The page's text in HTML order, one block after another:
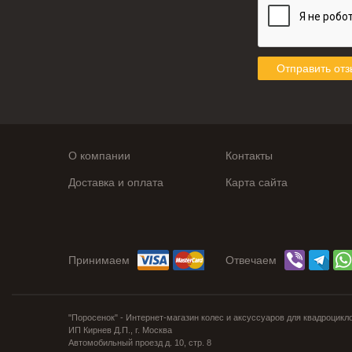
Отправить
О компании Контакты
Доставка и оплата Карта сайта
Принимаем Отвечаем
"Поросенок" - Интернет-магазин колес и аксуссуаров для
ИП Кирнев Д.П., г. Москва
Автомобильный проезд д. 10, стр. 8